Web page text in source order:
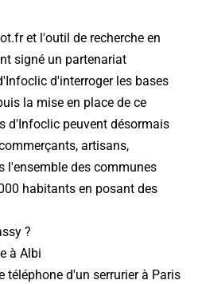
et l'outil de recherche en
signé un partenariat
d'interroger les bases
la mise en place de ce
d'Infoclic peuvent désormais
artisans,
l'ensemble des communes
habitants en posant des
?
à Albi
téléphone d'un serrurier à Paris